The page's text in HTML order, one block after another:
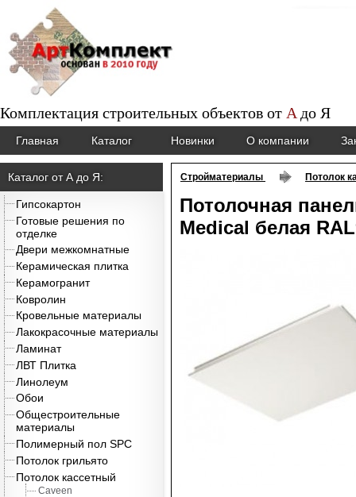
Комплектация строительных объектов от Aдо Я
Главная Каталог Новинки О компании
Каталог от А до Я:
Гипсокартон
Готовые решения по
отделке
Двери межкомнатные
Керамическая плитка
Керамогранит
Ковролин
Кровельные материалы
Лакокрасочные материалы
Ламинат
ЛВТ Плитка
Линолеум
Обои
Общестроительные
материалы
Полимерный пол SPC
Потолок грильято
Потолок кассетный
Caveen
Стройматериалы Потолок
Потолочная
Medical белая